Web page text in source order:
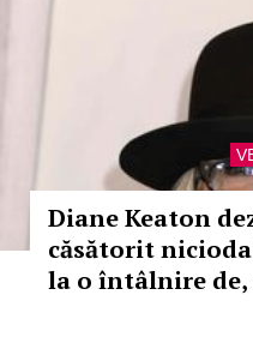
Diane Keaton
căsătorit
la o întâlnire de,